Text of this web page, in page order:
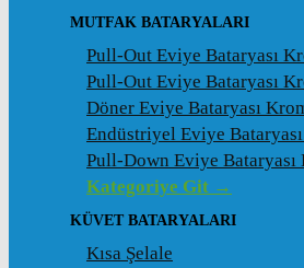
MUTFAK BATARYALARI
Pull-Out Eviye Bataryası
Pull-Out Eviye Bataryası
Döner Eviye Bataryası
Endüstriyel Eviye
Pull-Down Eviye Bataryası
Kategoriye Git →
KÜVET BATARYALARI
Kısa Şelale